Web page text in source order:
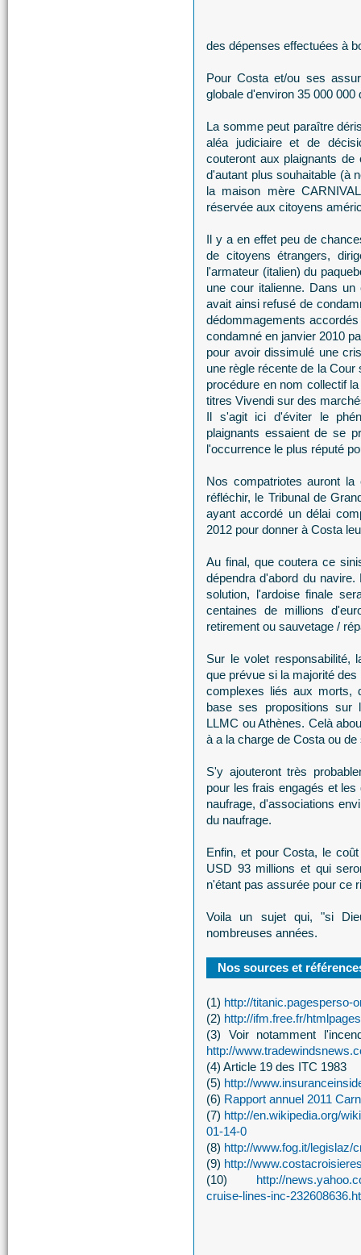
des dépenses effectuées à
Pour Costa et/ou ses
globale d'environ 35 000
La somme peut paraître
aléa judiciaire et de
couteront aux plaignants
d'autant plus souhaitable (à
la maison mère
réservée aux citoyens
Il y a en effet peu de
de citoyens étrangers,
l'armateur (italien) du
une cour italienne. Dans
avait ainsi refusé de
dédommagements
condamné en janvier 2010
pour avoir dissimulé une
une règle récente de la
procédure en nom collectif
titres Vivendi sur des
Il s'agit ici d'éviter le
plaignants essaient de se
l'occurrence le plus réputé
Nos compatriotes auront
réfléchir, le Tribunal de
ayant accordé un délai
2012 pour donner à Costa
Au final, que coutera ce
dépendra d'abord du
solution, l'ardoise finale
centaines de millions
retirement ou sauvetage /
Sur le volet responsabilité,
que prévue si la majorité
complexes liés aux morts,
base ses propositions sur
LLMC ou Athènes. Celà
à a la charge de Costa ou
S'y ajouteront très
pour les frais engagés et
naufrage, d'associations
du naufrage.
Enfin, et pour Costa, le
USD 93 millions et qui
n'étant pas assurée pour ce
Voila un sujet qui, "si
nombreuses années.
Nos sources et
(1) http://titanic.pagesperso-
(2) http://ifm.free.fr/
(3) Voir notamment
http://
(4) Article 19 des ITC 1983
(5) http://
(6) Rapport annuel 2011
(7) http://en.wikipedia.org/
01-14-0
(8) http://www.fog.it/legislaz/
(9) http://
(10) http://
cruise-lines-inc-